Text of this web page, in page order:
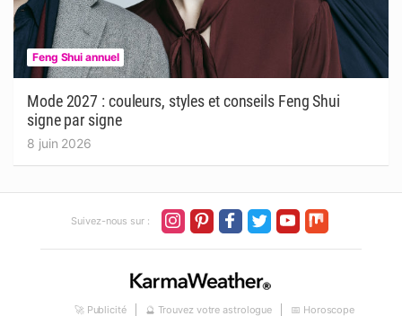
Feng Shui annuel
Mode 2027 : couleurs, styles et conseils Feng Shui
signe par signe
8 juin 2026
Suivez-nous sur :
🚀 Publicité 🔮 Trouvez votre astrologue 📅 Horoscope